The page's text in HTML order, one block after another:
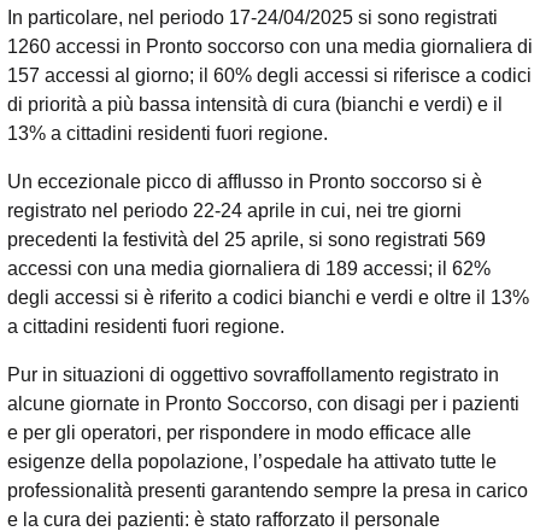
In particolare, nel periodo 17-24/04/2025 si sono registrati
1260 accessi in Pronto soccorso con una media giornaliera di
157 accessi al giorno; il 60% degli accessi si riferisce a codici
di priorità a più bassa intensità di cura (bianchi e verdi) e il
13% a cittadini residenti fuori regione.
Un eccezionale picco di afflusso in Pronto soccorso si è
registrato nel periodo 22-24 aprile in cui, nei tre giorni
precedenti la festività del 25 aprile, si sono registrati 569
accessi con una media giornaliera di 189 accessi; il 62%
degli accessi si è riferito a codici bianchi e verdi e oltre il 13%
a cittadini residenti fuori regione.
Pur in situazioni di oggettivo sovraffollamento registrato in
alcune giornate in Pronto Soccorso, con disagi per i pazienti
e per gli operatori, per rispondere in modo efficace alle
esigenze della popolazione, l’ospedale ha attivato tutte le
professionalità presenti garantendo sempre la presa in carico
e la cura dei pazienti: è stato rafforzato il personale